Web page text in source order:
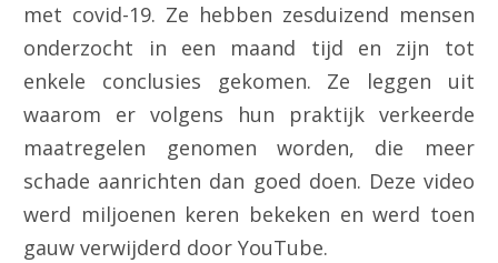
met covid-19. Ze hebben zesduizend mensen
onderzocht in een maand tijd en zijn tot
enkele conclusies gekomen. Ze leggen uit
waarom er volgens hun praktijk verkeerde
maatregelen genomen worden, die meer
schade aanrichten dan goed doen. Deze video
werd miljoenen keren bekeken en werd toen
gauw verwijderd door YouTube.